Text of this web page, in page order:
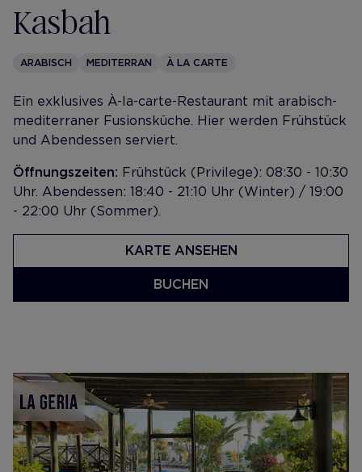
Kasbah
ARABISCH MEDITERRAN À LA CARTE
Ein exklusives À-la-carte-Restaurant mit arabisch-
mediterraner Fusionsküche. Hier werden Frühstück
und Abendessen serviert.
Öffnungszeiten: Frühstück (Privilege): 08:30 - 10:30
Uhr. Abendessen: 18:40 - 21:10 Uhr (Winter) / 19:00
- 22:00 Uhr (Sommer).
KARTE ANSEHEN
BUCHEN